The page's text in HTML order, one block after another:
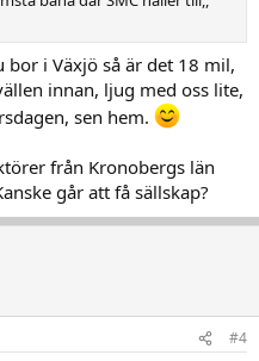
i Växjö så är det 18 mil,
innan, ljug med oss lite,
sen hem.
från Kronobergs län
går att få sällskap?
#4